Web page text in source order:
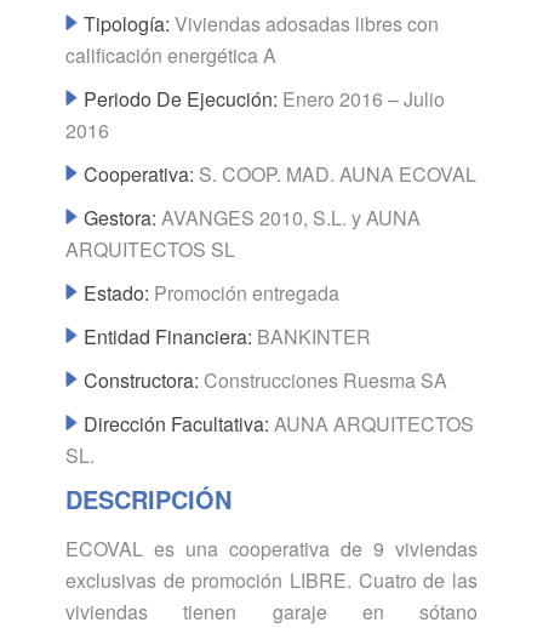
Tipología: Viviendas adosadas libres con
calificación energética A
Periodo De Ejecución: Enero 2016 – Julio
2016
Cooperativa: S. COOP. MAD. AUNA ECOVAL
Gestora: AVANGES 2010, S.L. y AUNA
ARQUITECTOS SL
Estado: Promoción entregada
Entidad Financiera: BANKINTER
Constructora: Construcciones Ruesma SA
Dirección Facultativa: AUNA ARQUITECTOS
SL.
DESCRIPCIÓN
ECOVAL es una cooperativa de 9 viviendas
exclusivas de promoción LIBRE. Cuatro de las
viviendas tienen garaje en sótano